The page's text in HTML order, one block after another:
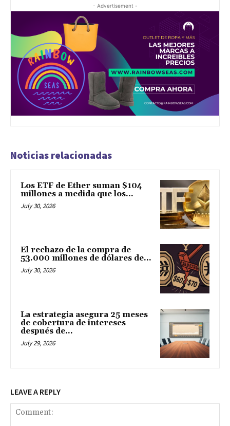
- Advertisement -
Noticias relacionadas
Los ETF de Ether suman $104
millones a medida que los...
July 30, 2026
El rechazo de la compra de
53.000 millones de dólares de...
July 30, 2026
La estrategia asegura 25 meses
de cobertura de intereses
después de...
July 29, 2026
LEAVE A REPLY